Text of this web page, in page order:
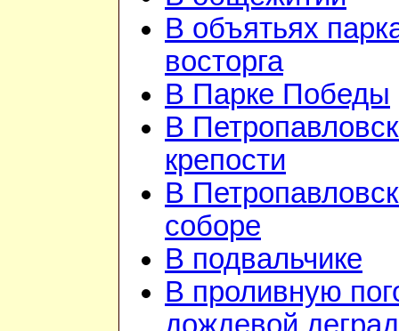
В объятьях
восторга
В Парке Победы
В
крепости
В
соборе
В подвальчике
В проливную